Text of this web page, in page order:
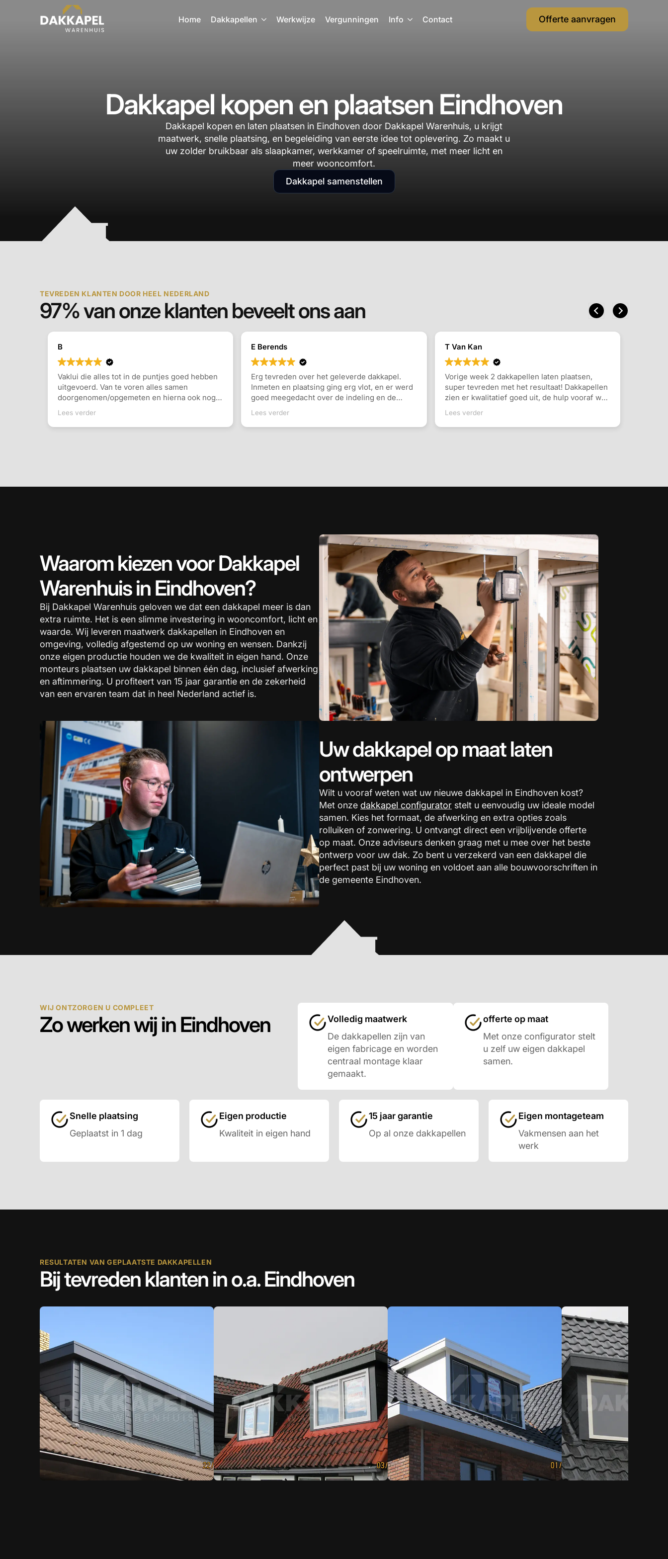
Home Dakkapellen Werkwijze Vergunningen Info Contact Offerte aanvragen
Dakkapel kopen en plaatsen Eindhoven
Dakkapel kopen en laten plaatsen in Eindhoven door Dakkapel Warenhuis, u krijgt
maatwerk, snelle plaatsing, en begeleiding van eerste idee tot oplevering. Zo maakt u
uw zolder bruikbaar als slaapkamer, werkkamer of speelruimte, met meer licht en
meer wooncomfort.
Dakkapel samenstellen
TEVREDEN KLANTEN DOOR HEEL NEDERLAND
97% van onze klanten beveelt ons aan
B
Vaklui die alles tot in de puntjes goed hebben
uitgevoerd. Van te voren alles samen
doorgenomen/opgemeten en hierna ook nog
al onze vragen beantwoord. Vervolgens op de
afgesproken datum de werkzaamheden
hebben uitgevoerd. Werken netjes en zijn
Lees verder
E Berends
Erg tevreden over het geleverde dakkapel.
Inmeten en plaatsing ging erg vlot, en er werd
goed meegedacht over de indeling en de
keuzes die gemaakt konden worden.
Communicatie ging goed en snel antwoord op
vragen. Ook de monteurs waren erg vriendelijk
Lees verder
T Van Kan
Vorige week 2 dakkapellen laten plaatsen,
super tevreden met het resultaat! Dakkapellen
zien er kwalitatief goed uit, de hulp vooraf was
duidelijk en snel en de monteurs hebben snel
en netjes gewerkt! Mijn aanbeveling hebben
ze!
Lees verder
Waarom kiezen voor Dakkapel
Warenhuis in Eindhoven?
Bij Dakkapel Warenhuis geloven we dat een dakkapel meer is dan
extra ruimte. Het is een slimme investering in wooncomfort, licht en
waarde. Wij leveren maatwerk dakkapellen in Eindhoven en
omgeving, volledig afgestemd op uw woning en wensen. Dankzij
onze eigen productie houden we de kwaliteit in eigen hand. Onze
monteurs plaatsen uw dakkapel binnen één dag, inclusief afwerking
en aftimmering. U profiteert van 15 jaar garantie en de zekerheid
van een ervaren team dat in heel Nederland actief is.
Uw dakkapel op maat laten
ontwerpen
Wilt u vooraf weten wat uw nieuwe dakkapel in Eindhoven kost?
Met onze dakkapel configurator stelt u eenvoudig uw ideale model
samen. Kies het formaat, de afwerking en extra opties zoals
rolluiken of zonwering. U ontvangt direct een vrijblijvende offerte
op maat. Onze adviseurs denken graag met u mee over het beste
ontwerp voor uw dak. Zo bent u verzekerd van een dakkapel die
perfect past bij uw woning en voldoet aan alle bouwvoorschriften in
de gemeente Eindhoven.
WIJ ONTZORGEN U COMPLEET
Zo werken wij in Eindhoven
Volledig maatwerk
De dakkapellen zijn van
eigen fabricage en worden
centraal montage klaar
gemaakt.
offerte op maat
Met onze configurator stelt
u zelf uw eigen dakkapel
samen.
Snelle plaatsing
Geplaatst in 1 dag
Eigen productie
Kwaliteit in eigen hand
15 jaar garantie
Op al onze dakkapellen
Eigen montageteam
Vakmensen aan het
werk
RESULTATEN VAN GEPLAATSTE DAKKAPELLEN
Bij tevreden klanten in o.a. Eindhoven